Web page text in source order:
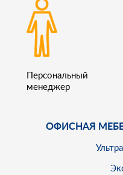
Персональный
менеджер
ОФИСНАЯ